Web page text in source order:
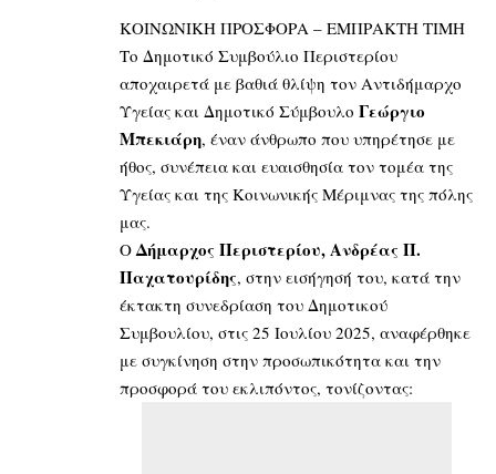
ΚΟΙΝΩΝΙΚΗ ΠΡΟΣΦΟΡΑ – ΕΜΠΡΑΚΤΗ ΤΙΜΗ
Το Δημοτικό Συμβούλιο Περιστερίου
αποχαιρετά με βαθιά θλίψη τον Αντιδήμαρχο
Υγείας και Δημοτικό Σύμβουλο Γεώργιο
Μπεκιάρη, έναν άνθρωπο που υπηρέτησε με
ήθος, συνέπεια και ευαισθησία τον τομέα της
Υγείας και της Κοινωνικής Μέριμνας της πόλης
μας.
ΟΔήμαρχος Περιστερίου, Ανδρέας Π.
Παχατουρίδης, στην εισήγησή του, κατά την
έκτακτη συνεδρίαση του Δημοτικού
Συμβουλίου, στις 25 Ιουλίου 2025, αναφέρθηκε
με συγκίνηση στην προσωπικότητα και την
προσφορά του εκλιπόντος, τονίζοντας: